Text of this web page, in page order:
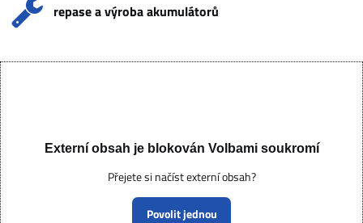
repase a výroba akumulátorů
Externí obsah je blokován Volbami soukromí
Přejete si načíst externí obsah?
Povolit jednou